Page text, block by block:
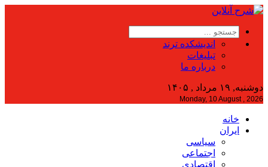
اندیشکده ترند
تبلیغات
درباره ما
دوشنبه, ۱۹ مرداد , ۱۴۰۵
Monday, 10 August , 2026
خانه
ایران
سیاسی
اجتماعی
اقتصادی